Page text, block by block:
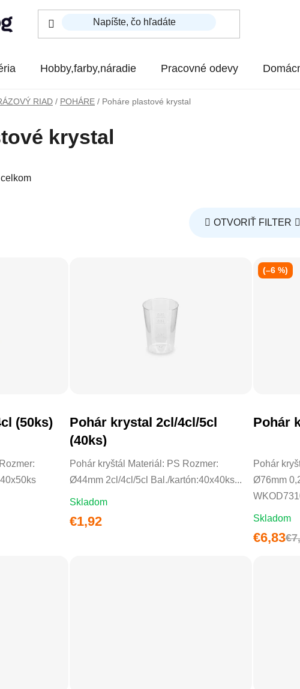
Hobby,farby,náradie Pracovné odevy
RIAD / POHÁRE / Poháre plastové krystal
krystal
OTVORIŤ FILTER
(50ks)
Pohár krystal 2cl/4cl/5cl
(40ks)
Pohár kryštál Materiál: PS Rozmer:
Ø44mm 2cl/4cl/5cl Bal./kartón:40x40ks...
Skladom
€1,92
Pohár
Pohár
Ø76mm
Skladom
€6,83
(–6 %)